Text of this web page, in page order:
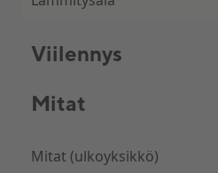
Viilennys
Mitat
Mitat (ulkoyksikkö)